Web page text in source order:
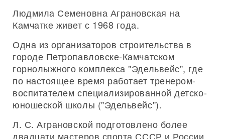
Людмила Семеновна Аграновская на
Камчатке живет с 1968 года.
Одна из организаторов строительства в
городе Петропавловске-Камчатском
горнолыжного комплекса "Эдельвейс", где
по настоящее время работает тренером-
воспитателем специализированной детско-
юношеской школы ("Эдельвейс").
Л. С. Аграновской подготовлено более
двадцати мастеров спорта СССР и России,